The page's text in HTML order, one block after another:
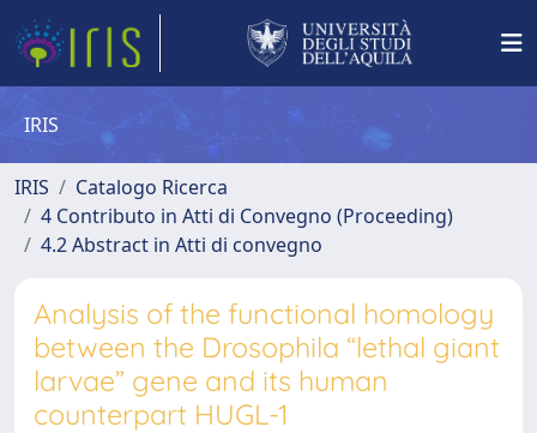
IRIS
IRIS
Catalogo Ricerca
4 Contributo in Atti di Convegno (Proceeding)
4.2 Abstract in Atti di convegno
Analysis of the functional homology
between the Drosophila “lethal giant
larvae” gene and its human
counterpart HUGL-1